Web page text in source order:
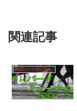
関連記事
重賞レースの注目馬分析